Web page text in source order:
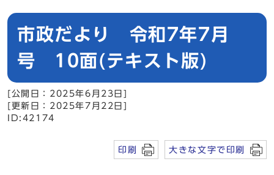
市政だより 令和7年7月
号 10面(テキスト版)
[公開日：2025年6月23日]
[更新日：2025年7月22日]
ID:42174
印刷 大きな文字で印刷